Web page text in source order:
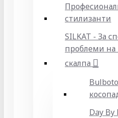
стилизанти
SILKAT - За
проблеми на
скалпа
Day By